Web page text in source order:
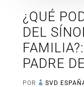
¿QUÉ
DEL
PADRE
POR SVD